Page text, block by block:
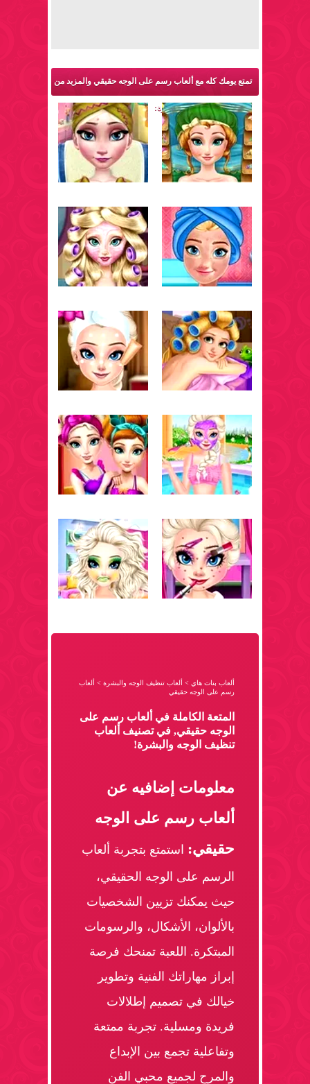
تمتع يومك كله مع ألعاب رسم على الوجه حقيقي والمزيد من
ألعاب تنظيف الوجه والبشرة:
ألعاب بنات هاي > ألعاب تنظيف الوجه والبشرة > ألعاب
رسم على الوجه حقيقي
المتعة الكاملة في ألعاب رسم على
الوجه حقيقي, في تصنيف ألعاب
تنظيف الوجه والبشرة!
معلومات إضافيه عن
ألعاب رسم على الوجه
حقيقي: استمتع بتجربة ألعاب
الرسم على الوجه الحقيقي،
حيث يمكنك تزيين الشخصيات
بالألوان، الأشكال، والرسومات
المبتكرة. اللعبة تمنحك فرصة
إبراز مهاراتك الفنية وتطوير
خيالك في تصميم إطلالات
فريدة ومسلية. تجربة ممتعة
وتفاعلية تجمع بين الإبداع
والمرح لجميع محبي الفن